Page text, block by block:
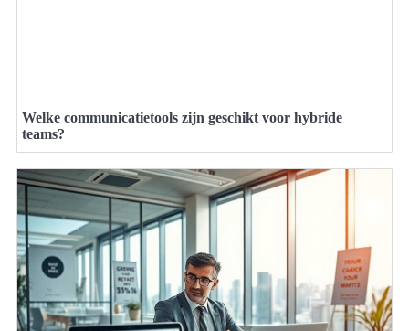
Welke communicatietools zijn geschikt voor hybride
teams?